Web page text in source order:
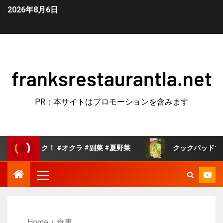
2026年8月6日
franksrestaurantla.net
PR：本サイトはプロモーションを含みます
ク！ #オクラ #副菜 #夏野菜 クックパッドで人気の白